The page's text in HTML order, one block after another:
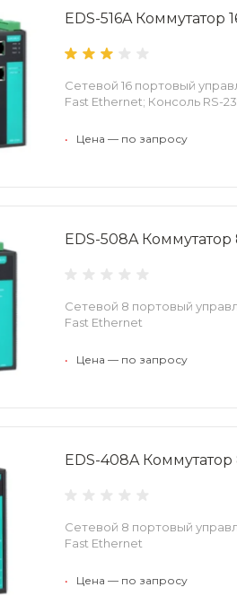
EDS-516A Коммутатор
Сетевой 16 портовый
Fast Ethernet; Консоль RS-
• Цена — по запросу
EDS-508A
Сетевой 8 портовый
Fast Ethernet
• Цена — по запросу
EDS-408A
Сетевой 8 портовый
Fast Ethernet
• Цена — по запросу